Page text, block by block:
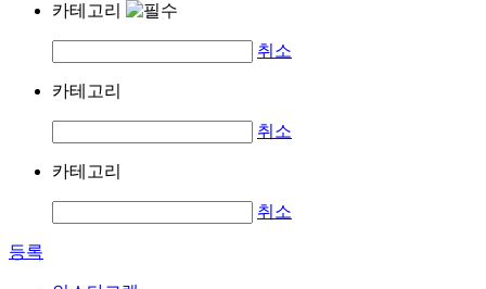
카테고리
취소
카테고리
취소
카테고리
취소
등록